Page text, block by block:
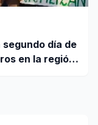
día de
en la región